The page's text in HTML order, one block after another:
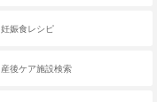
妊娠食レシピ
産後ケア施設検索